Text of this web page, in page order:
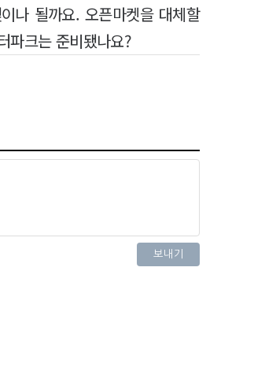
나 될까요. 오픈마켓을 대체할
파크는 준비됐나요?